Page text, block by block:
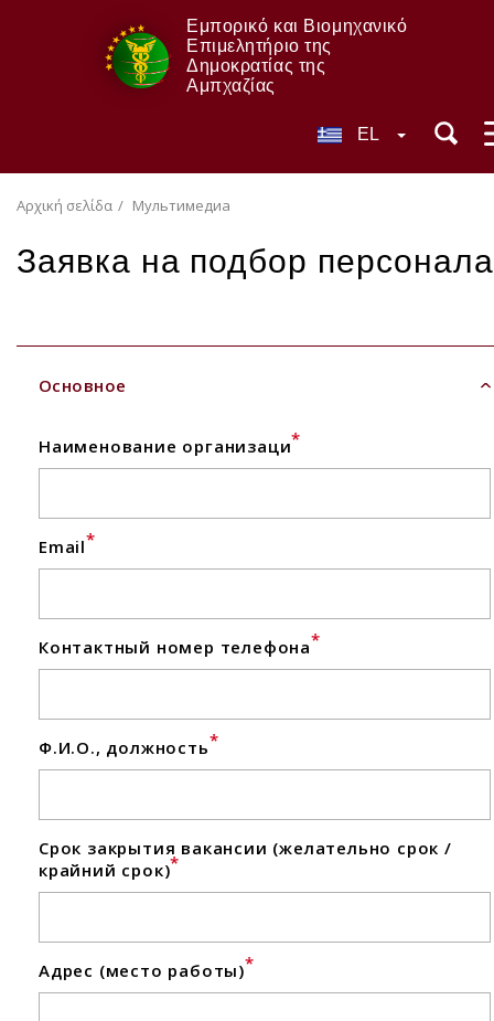
Εμπορικό και Βιομηχανικό
Επιμελητήριο της
Δημοκρατίας της
Αμπχαζίας
EL
Αρχική σελίδα Мультимедиа
Заявка на подбор персонала
Основное
Наименование организаци*
Email*
Контактный номер телефона*
Ф.И.О., должность*
Срок закрытия вакансии (желательно срок /
крайний срок)*
Адрес (место работы)*